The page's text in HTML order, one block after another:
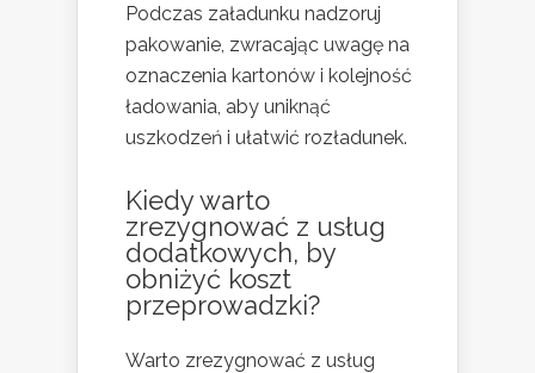
Podczas załadunku nadzoruj
pakowanie, zwracając uwagę na
oznaczenia kartonów i kolejność
ładowania, aby uniknąć
uszkodzeń i ułatwić rozładunek.
Kiedy warto
zrezygnować z usług
dodatkowych, by
obniżyć koszt
przeprowadzki?
Warto zrezygnować z usług